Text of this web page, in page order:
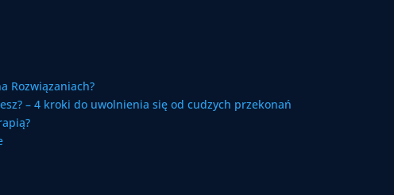
Rozwiązaniach?
– 4 kroki do uwolnienia się od cudzych przekonań